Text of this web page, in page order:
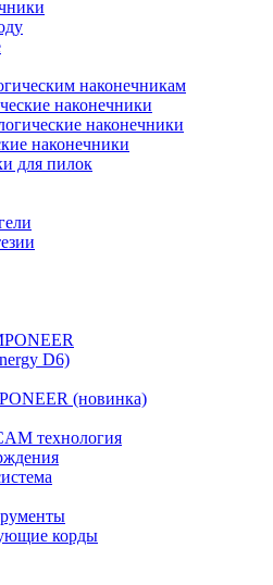
наконечникам
наконечники
наконечники
наконечники
для пилок
D6)
(новинка)
технология
корды